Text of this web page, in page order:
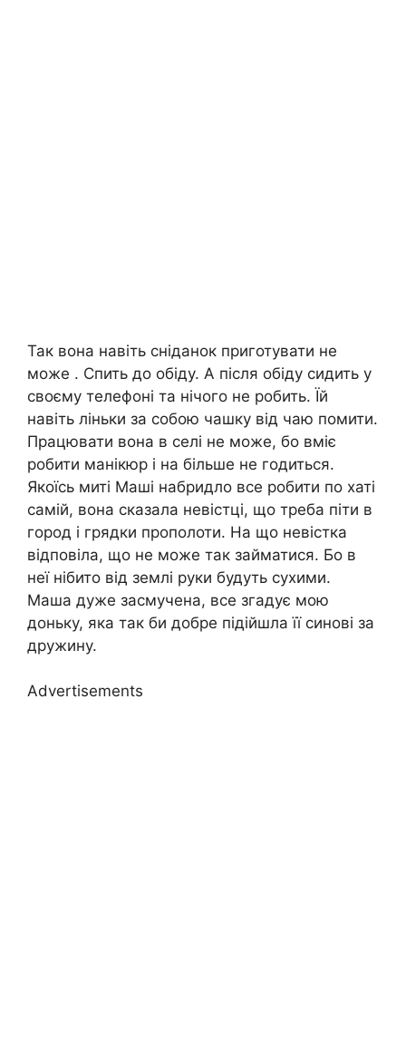
Так вона навіть сніданок приготувати не
може . Спить до обіду. А після обіду сидить у
своєму телефоні та нічого не робить. Їй
навіть ліньки за собою чашку від чаю помити.
Працювати вона в селі не може, бо вміє
робити манікюр і на більше не годиться.
Якоїсь миті Маші набридло все робити по хаті
самій, вона сказала невістці, що треба піти в
город і грядки прополоти. На що невістка
відповіла, що не може так займатися. Бо в
неї нібито від землі руки будуть сухими.
Маша дуже засмучена, все згадує мою
доньку, яка так би добре підійшла її синові за
дружину.
Advertisements